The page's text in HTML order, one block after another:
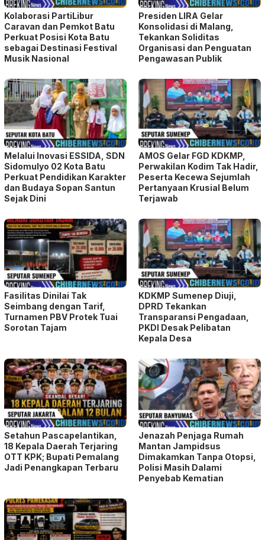
Kolaborasi PartiLibur
Caravan dan Pemkot Batu
Perkuat Posisi Kota Batu
sebagai Destinasi Festival
Musik Nasional
Presiden LIRA Gelar
Konsolidasi di Malang,
Tekankan Soliditas
Organisasi dan Penguatan
Pengawasan Publik
Melalui Inovasi ESSIDA, SDN
Sidomulyo 02 Kota Batu
Perkuat Pendidikan Karakter
dan Budaya Sopan Santun
Sejak Dini
AMOS Gelar FGD KDKMP,
Perwakilan Kodim Tak Hadir,
Peserta Kecewa Sejumlah
Pertanyaan Krusial Belum
Terjawab
Fasilitas Dinilai Tak
Seimbang dengan Tarif,
Turnamen PBV Protek Tuai
Sorotan Tajam
KDKMP Sumenep Diuji,
DPRD Tekankan
Transparansi Pengadaan,
PKDI Desak Pelibatan
Kepala Desa
Setahun Pascapelantikan,
18 Kepala Daerah Terjaring
OTT KPK; Bupati Pemalang
Jadi Penangkapan Terbaru
Jenazah Penjaga Rumah
Mantan Jampidsus
Dimakamkan Tanpa Otopsi,
Polisi Masih Dalami
Penyebab Kematian